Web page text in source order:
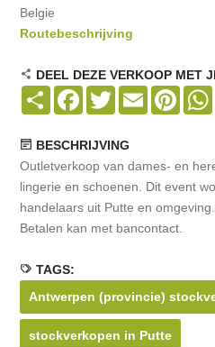
Belgie
Routebeschrijving
DEEL DEZE VERKOOP MET
Share Facebook
TwitterEmail
BESCHRIJVING
Outletverkoop van dames- en
lingerie en schoenen. Dit event
handelaars uit Putte en omgeving.
Betalen kan met bancontact.
TAGS:
Antwerpen (provincie)
stockverkopen in Putte